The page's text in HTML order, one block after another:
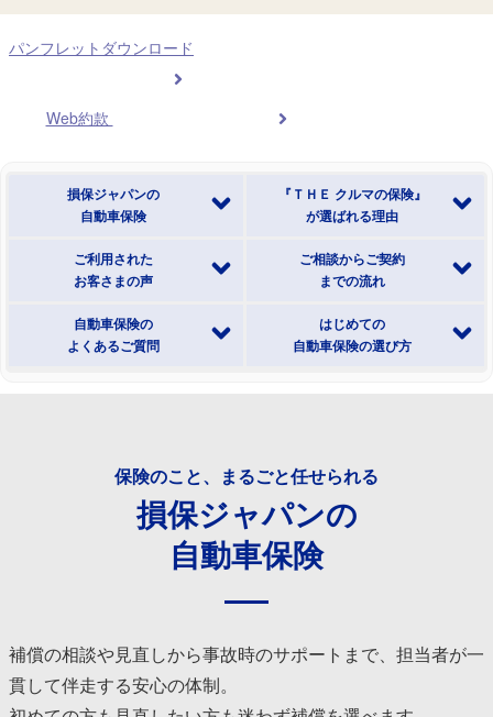
パンフレットダウンロード
Web約款
損保ジャパンの
自動車保険
『ＴＨＥ クルマの保険』
が選ばれる理由
ご利用された
お客さまの声
ご相談からご契約
までの流れ
自動車保険の
よくあるご質問
はじめての
自動車保険の選び方
保険のこと、まるごと任せられる
損保ジャパンの
自動車保険
補償の相談や見直しから事故時のサポートまで、担当者が一
貫して伴走する安心の体制。